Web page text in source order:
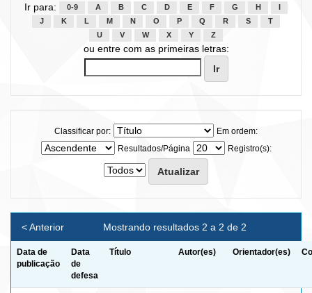
Ir para: 0-9 A B C D E F G H
J
K L M N O P Q R S
T
U
V W X Y Z
ou entre com as primeiras letras:
Classificar por:
Em ordem:
Resultados/Página
Registro(s):
Mostrando resultados 2 a 2 de 2
< Anterior
Data de
publicação
Data
de
defesa
Título Autor(es) Orientador(es)